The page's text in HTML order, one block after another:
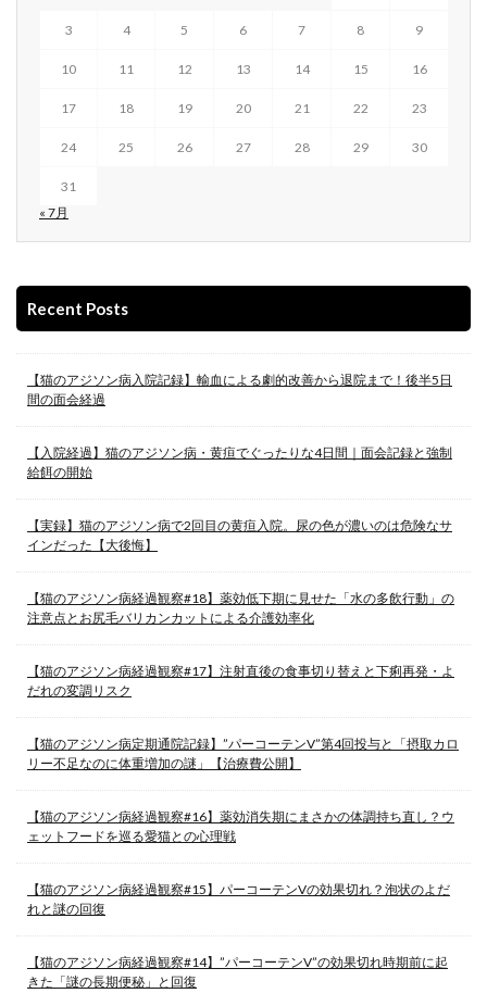
3 4 5 6 7 8 9
10 11 12 13 14 15 16
17 18 19 20 21 22 23
24 25 26 27 28 29 30
31
« 7月
Recent Posts
【猫のアジソン病入院記録】輸血による劇的改善から退院まで！後半5日
間の面会経過
【入院経過】猫のアジソン病・黄疸でぐったりな4日間｜面会記録と強制
給餌の開始
【実録】猫のアジソン病で2回目の黄疸入院。尿の色が濃いのは危険なサ
インだった【大後悔】
【猫のアジソン病経過観察#18】薬効低下期に見せた「水の多飲行動」の
注意点とお尻毛バリカンカットによる介護効率化
【猫のアジソン病経過観察#17】注射直後の食事切り替えと下痢再発・よ
だれの変調リスク
【猫のアジソン病定期通院記録】”パーコーテンV”第4回投与と「摂取カロ
リー不足なのに体重増加の謎」【治療費公開】
【猫のアジソン病経過観察#16】薬効消失期にまさかの体調持ち直し？ウ
ェットフードを巡る愛猫との心理戦
【猫のアジソン病経過観察#15】パーコーテンVの効果切れ？泡状のよだ
れと謎の回復
【猫のアジソン病経過観察#14】”パーコーテンV”の効果切れ時期前に起
きた「謎の長期便秘」と回復